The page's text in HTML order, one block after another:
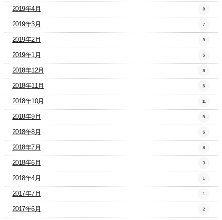
2019年4月 8
2019年3月 7
2019年2月 8
2019年1月 6
2018年12月 8
2018年11月 6
2018年10月 11
2018年9月 8
2018年8月 6
2018年7月 8
2018年6月 3
2018年4月 1
2017年7月 1
2017年6月 2